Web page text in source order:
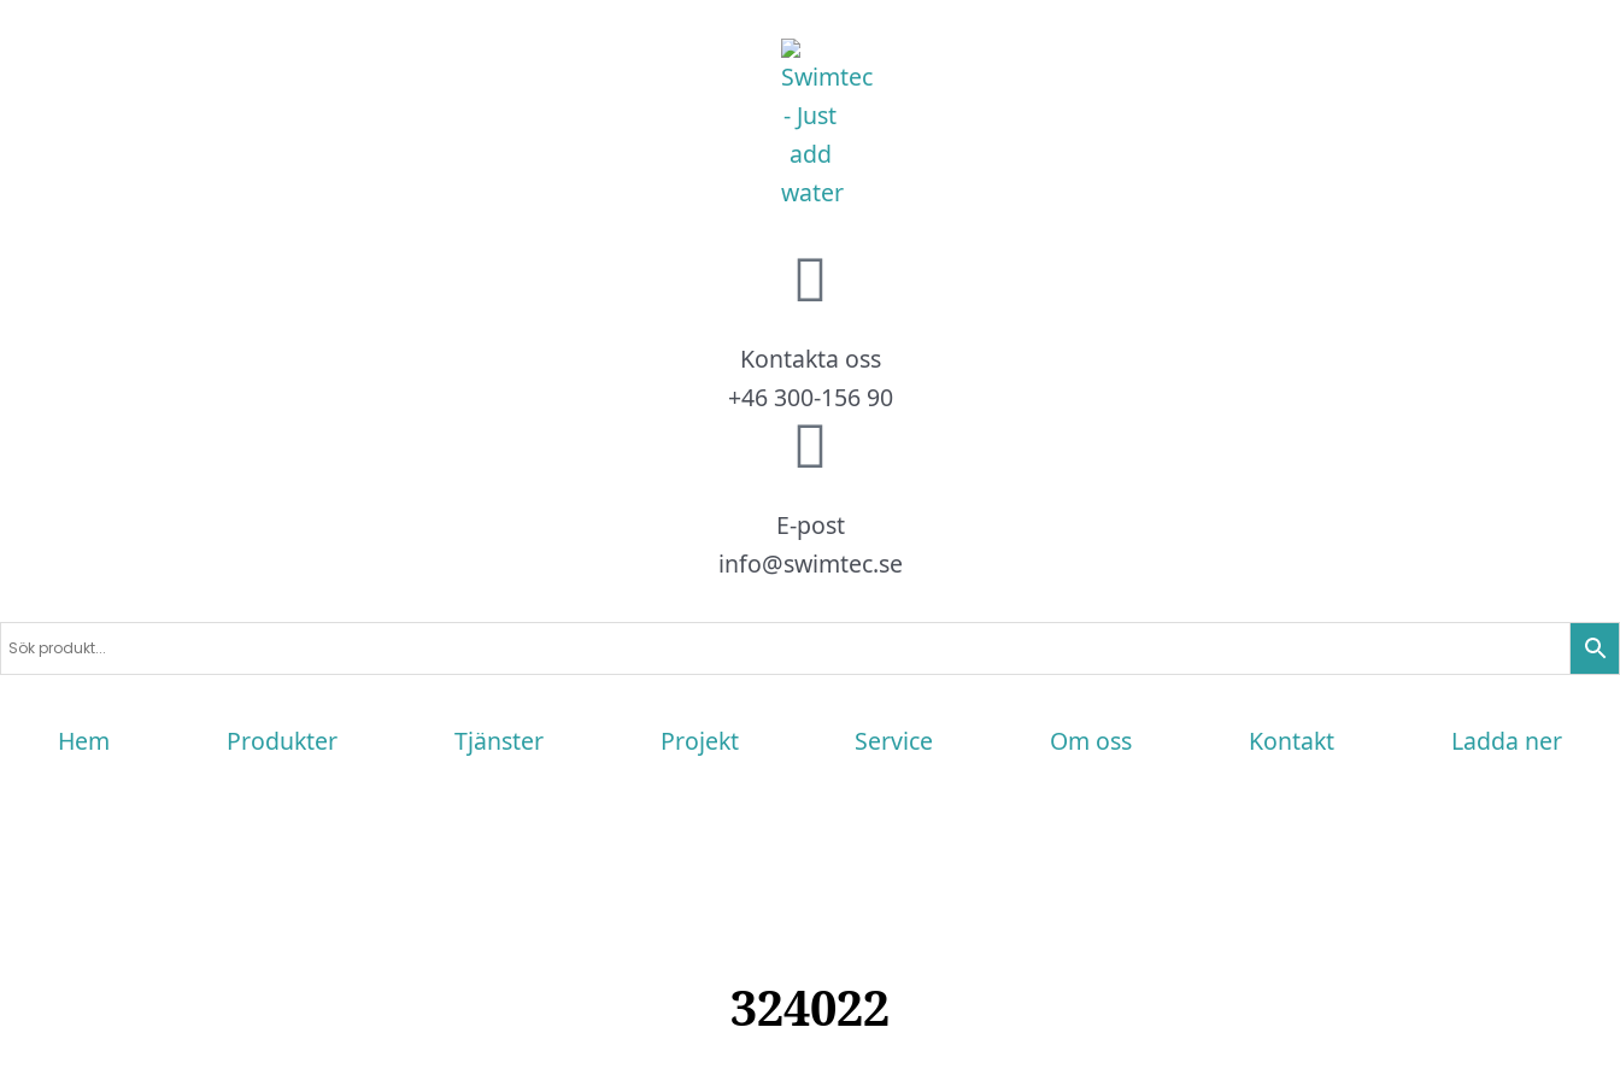
Kontakta oss
+46 300-156 90
E-post
info@swimtec.se
Hem Produkter Tjänster Projekt Service Om oss Kontakt Ladda ner
324022